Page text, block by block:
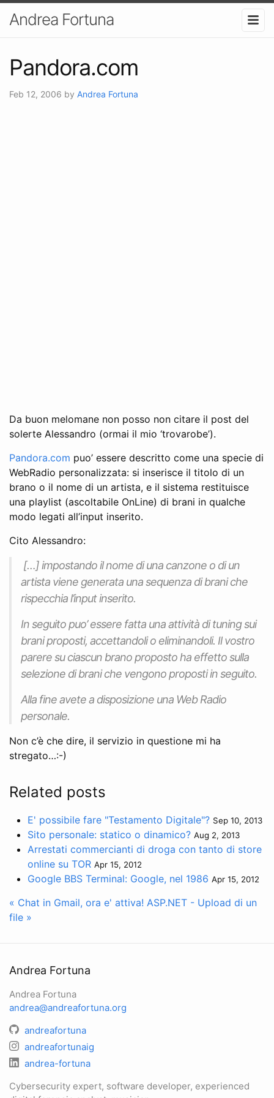
Andrea Fortuna
Pandora.com
Feb 12, 2006 by Andrea Fortuna
Da buon melomane non posso non citare il post del
solerte Alessandro (ormai il mio ‘trovarobe’).
Pandora.com puo’ essere descritto come una specie di
WebRadio personalizzata: si inserisce il titolo di un
brano o il nome di un artista, e il sistema restituisce
una playlist (ascoltabile OnLine) di brani in qualche
modo legati all’input inserito.
Cito Alessandro:
[…] impostando il nome di una canzone o di un
artista viene generata una sequenza di brani che
rispecchia l’input inserito.
In seguito puo’ essere fatta una attività di tuning sui
brani proposti, accettandoli o eliminandoli. Il vostro
parere su ciascun brano proposto ha effetto sulla
selezione di brani che vengono proposti in seguito.
Alla fine avete a disposizione una Web Radio
personale.
Non c’è che dire, il servizio in questione mi ha
stregato…:-)
Related posts
E' possibile fare "Testamento Digitale"? Sep 10, 2013
Sito personale: statico o dinamico? Aug 2, 2013
Arrestati commercianti di droga con tanto di store
online su TOR Apr 15, 2012
Google BBS Terminal: Google, nel 1986 Apr 15, 2012
« Chat in Gmail, ora e' attiva! ASP.NET - Upload di un
file »
Andrea Fortuna
Andrea Fortuna
andrea@andreafortuna.org
andreafortuna
andreafortunaig
andrea-fortuna
Cybersecurity expert, software developer, experienced